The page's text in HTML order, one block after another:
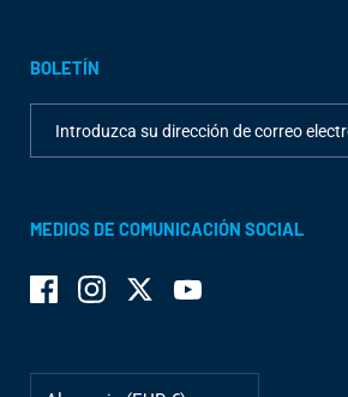
BOLETÍN
MEDIOS DE COMUNICACIÓN SOCIAL
FacebookInstagramTwitterYouTube